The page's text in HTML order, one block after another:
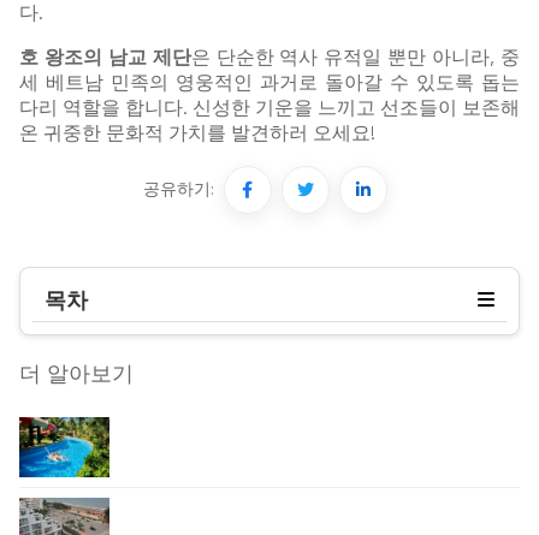
다.
호 왕조의 남교 제단은 단순한 역사 유적일 뿐만 아니라, 중
세 베트남 민족의 영웅적인 과거로 돌아갈 수 있도록 돕는
다리 역할을 합니다. 신성한 기운을 느끼고 선조들이 보존해
온 귀중한 문화적 가치를 발견하러 오세요!
공유하기:
목차
더 알아보기